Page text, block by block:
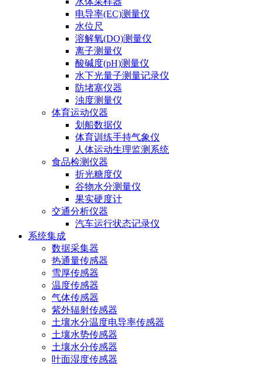
电导率(EC)测量仪
水位尺
溶解氧(DO)测量仪
离子测量仪
酸碱度(pH)测量仪
水下光量子测量记录仪
防堵塞仪器
浊度测量仪
体育运动仪器
划船数据仪
体育训练手持气象仪
人体运动生理监测系统
食品检测仪器
折光糖度仪
谷物水分测量仪
果实硬度计
交通分析仪器
汽车运行状态记录仪
系统集成
数据采集器
热通量传感器
雪厚传感器
温度传感器
气体传感器
紫外辐射传感器
土壤水分温度电导率传感器
土壤水势传感器
土壤水分传感器
叶面湿度传感器